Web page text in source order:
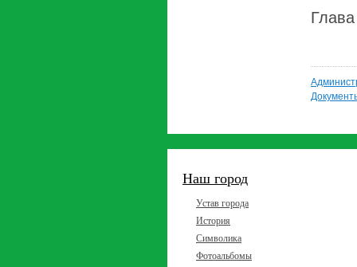
Наш город
Устав города
История
Символика
Фотоальбомы